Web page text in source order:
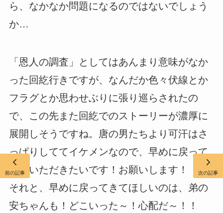
ら、なかなか問題になるのではないでしょう
か…
「恩人の調査」としてはあんまり意味がなか
った回紇行きですが、なんだか色々伏線とか
フラグとか思わせぶりに張り巡らされたの
で、この先また回紇でのストーリーが濃厚に
展開しそうですね。唐の男たちより可汗はさ
っぱりしててイケメンなので、早めに戻って
きていただきたいです！お願いします！
それと、早めに戻ってきてほしいのは、弟の
安ちゃんも！どこいった～！心配だ～！！
前の記事 次の記事